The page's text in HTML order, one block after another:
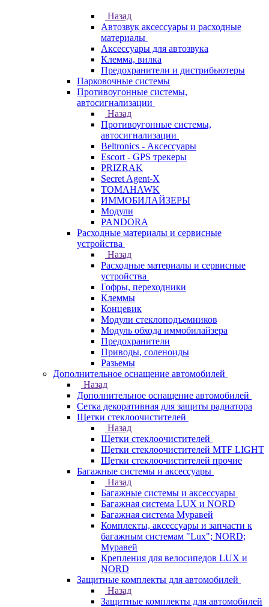
Назад
Автозвук аксессуары и расходные
материалы
Аксессуары для автозвука
Клемма, вилка
Предохранители и дистрибьютеры
Парковочные системы
Противоугонные системы,
автосигнализации
Назад
Противоугонные системы,
автосигнализации
Beltronics - Аксессуары
Escort - GPS трекеры
PRIZRAK
Secret Agent-X
TOMAHAWK
ИММОБИЛАЙЗЕРЫ
Модули
PANDORA
Расходные материалы и сервисные
устройства
Назад
Расходные материалы и сервисные
устройства
Гофры, переходники
Клеммы
Концевик
Модули стеклоподъемников
Модуль обхода иммобилайзера
Предохранители
Приводы, соленоиды
Разьемы
Дополнительное оснащение автомобилей
Назад
Дополнительное оснащение автомобилей
Сетка декоративная для защиты радиатора
Щетки стеклоочистителей
Назад
Щетки стеклоочистителей
Щетки стеклоочистителей MTF LIGHT
Щетки стеклоочистителей прочие
Багажные системы и аксессуары
Назад
Багажные системы и аксессуары
Багажная система LUX и NORD
Багажная система Муравей
Комплекты, аксессуары и запчасти к
багажным системам "Lux"; NORD;
Муравей
Крепления для велосипедов LUX и
NORD
Защитные комплекты для автомобилей
Назад
Защитные комплекты для автомобилей